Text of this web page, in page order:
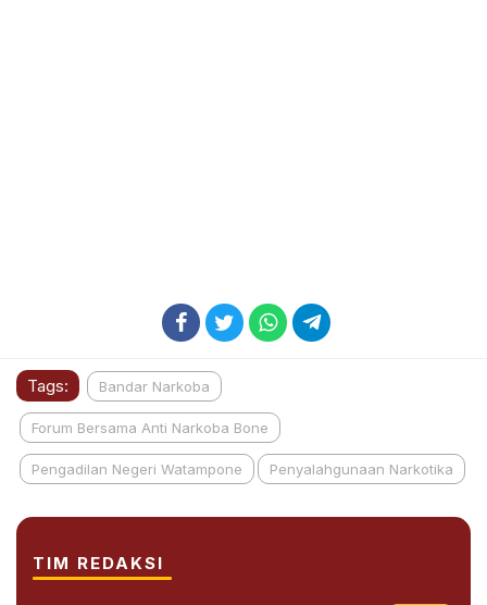
Tags: Bandar Narkoba
Forum Bersama Anti Narkoba Bone
Pengadilan Negeri Watampone Penyalahgunaan Narkotika
TIM REDAKSI